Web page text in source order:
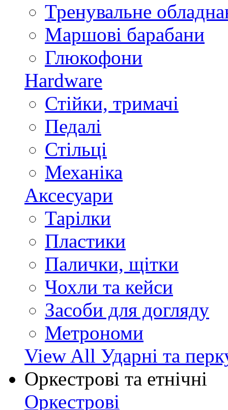
Тренувальне
Маршові барабани
Глюкофони
Hardware
Стійки, тримачі
Педалі
Стільці
Механіка
Аксесуари
Тарілки
Пластики
Палички, щітки
Чохли та кейси
Засоби для догляду
Метрономи
View All Ударні та
Оркестрові та етнічні
Оркестрові